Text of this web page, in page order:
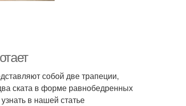
собой две трапеции,
ската в форме равнобедренных
в нашей статье